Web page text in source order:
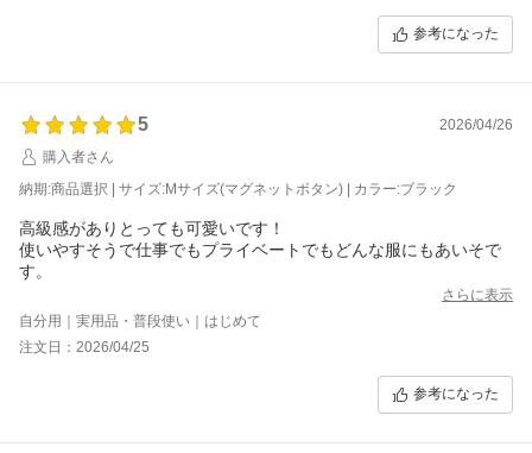
参考になった
5
2026/04/26
購入者さん
納期:商品選択 | サイズ:Mサイズ(マグネットボタン) | カラー:ブラック
高級感がありとっても可愛いです！
使いやすそうで仕事でもプライベートでもどんな服にもあいそで
す。
さらに表示
自分用｜実用品・普段使い｜はじめて
注文日：2026/04/25
参考になった